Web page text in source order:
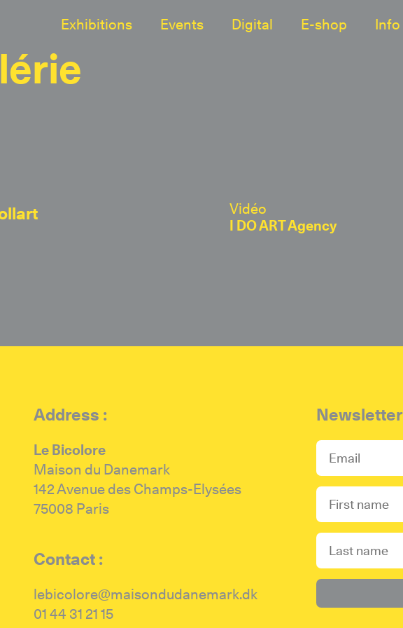
Exhibitions Events Digital E-shop Info
Vidéo
I DO ART Agency
Address :
Le Bicolore
Maison du Danemark
142 Avenue des Champs-Elysées
75008 Paris
Contact :
lebicolore@maisondudanemark.dk
01 44 31 21 15
Newsletter